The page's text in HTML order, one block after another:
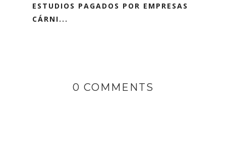
ESTUDIOS PAGADOS POR EMPRESAS
CÁRNI...
0 COMMENTS